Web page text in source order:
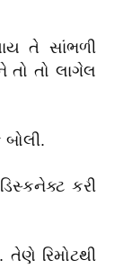
તે સાંભળી
તો લાગેલ
કરી
તેણે રિમોટથી